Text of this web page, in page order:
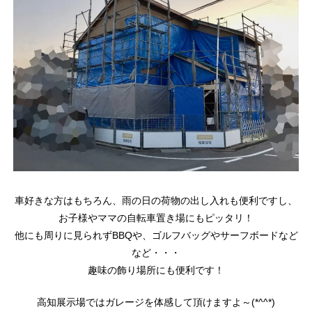
車好きな方はもちろん、雨の日の荷物の出し入れも便利ですし、
お子様やママの自転車置き場にもピッタリ！
他にも周りに見られずBBQや、ゴルフバッグやサーフボードなど
など・・・
趣味の飾り場所にも便利です！
高知展示場ではガレージを体感して頂けますよ～(*^^*)